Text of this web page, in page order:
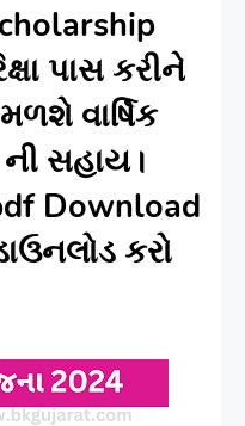
પાસ કરીને
વાર્ષિક
સહાય।
Download
કરો